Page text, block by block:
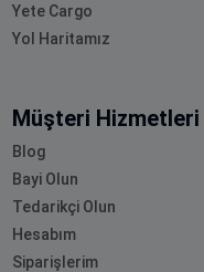
Yete Cargo
Yol Haritamız
Müşteri Hizmetleri
Blog
Bayi Olun
Tedarikçi Olun
Hesabım
Siparişlerim